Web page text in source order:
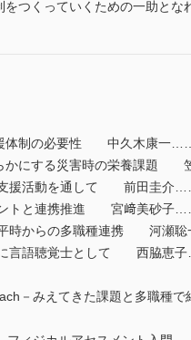
つくっていくための一助とな
援体制の必要性 中久木康一
かにする災害時の栄養課題
支援活動を通して 前田圭介
ントと連携推進 宮﨑美砂子
平時からの多職種連携 河瀬
に言語聴覚士として 西脇恵
－みえてきた課題と多職